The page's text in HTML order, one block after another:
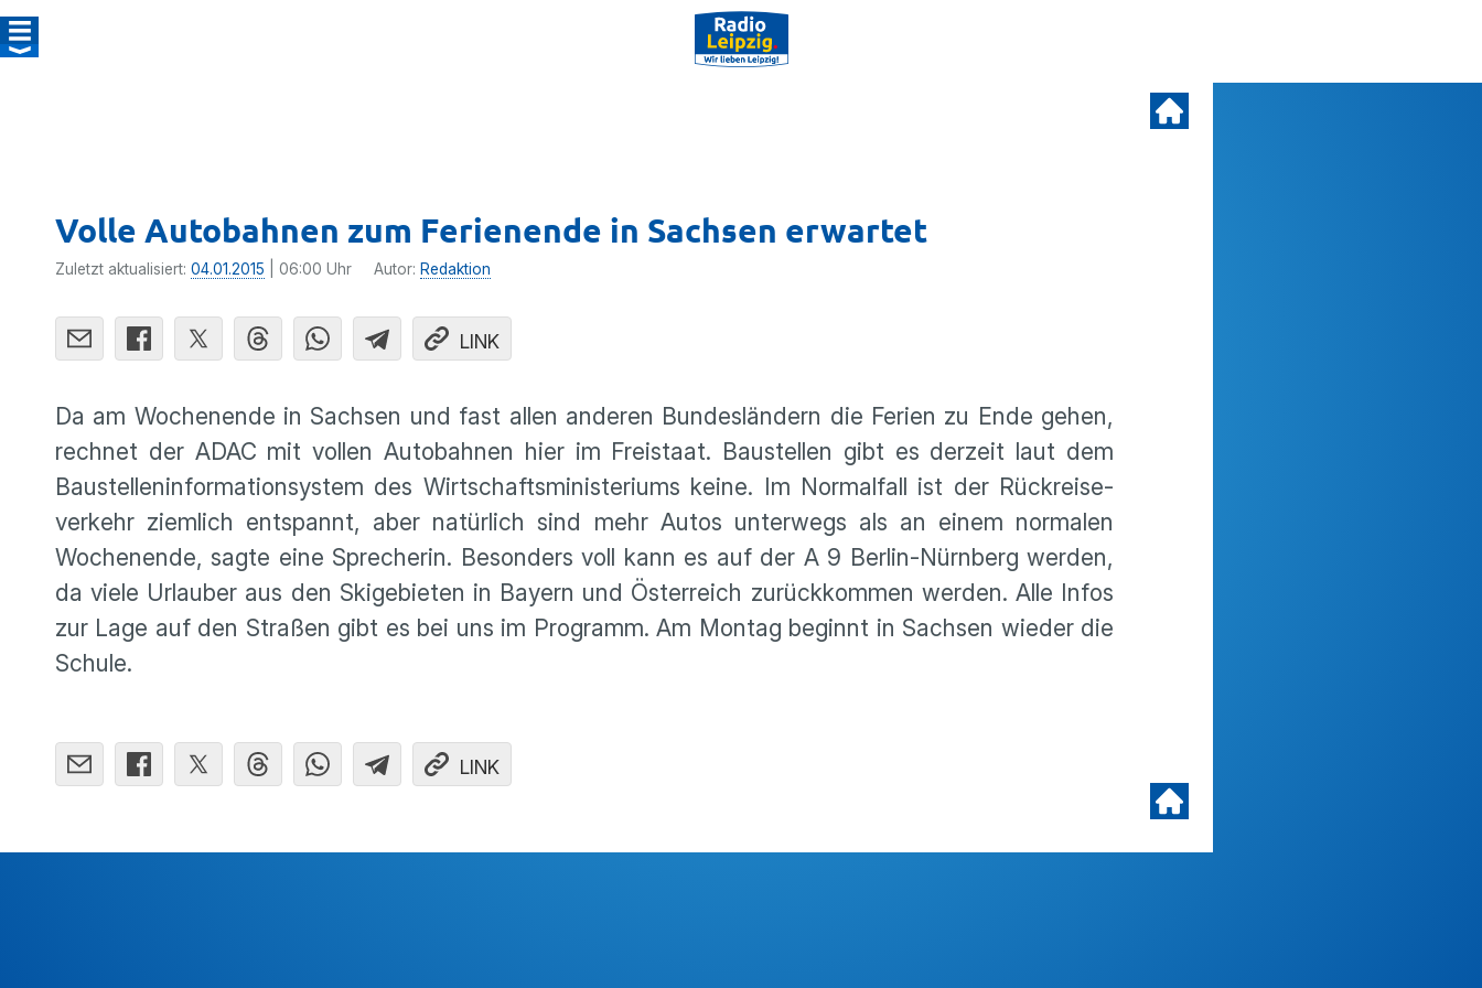
Volle Autobahnen zum Ferienende in Sachsen erwartet
Zuletzt aktualisiert: 04.01.2015 | 06:00 Uhr Autor: Redaktion
LINK
Da am Wochen­ende in Sachsen und fast allen anderen Bundes­län­dern die Ferien zu Ende gehen,
rechnet der ADAC mit vollen Autobahnen hier im Freistaat. Baustellen gibt es derzeit laut dem
Baustel­le­n­in­for­ma­ti­on­system des Wirtschafts­mi­nis­te­riums keine. Im Normal­fall ist der Rückrei­se­
ver­kehr ziemlich entspannt, aber natür­lich sind mehr Autos unter­wegs als an einem normalen
Wochen­ende, sagte eine Sprecherin. Beson­ders voll kann es auf der A 9 Berlin-Nürnberg werden,
da viele Urlauber aus den Skige­bieten in Bayern und Öster­reich zurück­kommen werden. Alle Infos
zur Lage auf den Straßen gibt es bei uns im Programm. Am Montag beginnt in Sachsen wieder die
Schule.
LINK